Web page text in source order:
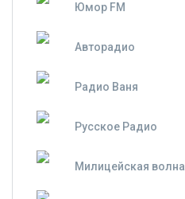
Юмор FM
Авторадио
Радио Ваня
Русское Радио
Милицейская волна